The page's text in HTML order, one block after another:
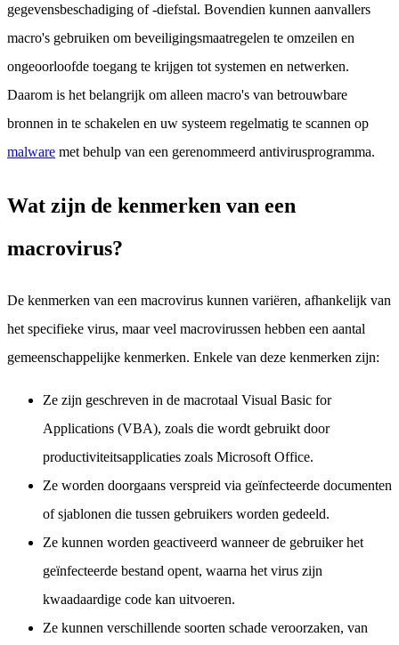
gegevensbeschadiging of -diefstal. Bovendien kunnen aanvallers
macro's gebruiken om beveiligingsmaatregelen te omzeilen en
ongeoorloofde toegang te krijgen tot systemen en netwerken.
Daarom is het belangrijk om alleen macro's van betrouwbare
bronnen in te schakelen en uw systeem regelmatig te scannen op
malware met behulp van een gerenommeerd antivirusprogramma.
Wat zijn de kenmerken van een
macrovirus?
De kenmerken van een macrovirus kunnen variëren, afhankelijk van
het specifieke virus, maar veel macrovirussen hebben een aantal
gemeenschappelijke kenmerken. Enkele van deze kenmerken zijn:
Ze zijn geschreven in de macrotaal Visual Basic for
Applications (VBA), zoals die wordt gebruikt door
productiviteitsapplicaties zoals Microsoft Office.
Ze worden doorgaans verspreid via geïnfecteerde documenten
of sjablonen die tussen gebruikers worden gedeeld.
Ze kunnen worden geactiveerd wanneer de gebruiker het
geïnfecteerde bestand opent, waarna het virus zijn
kwaadaardige code kan uitvoeren.
Ze kunnen verschillende soorten schade veroorzaken, van